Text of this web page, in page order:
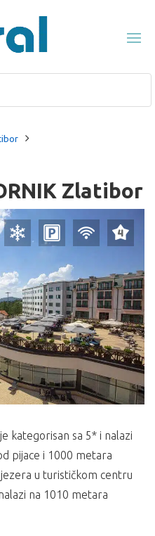
Zlatibor
kategorisan sa 5* i nalazi
pijace i 1000 metara
u turističkom centru
na 1010 metara